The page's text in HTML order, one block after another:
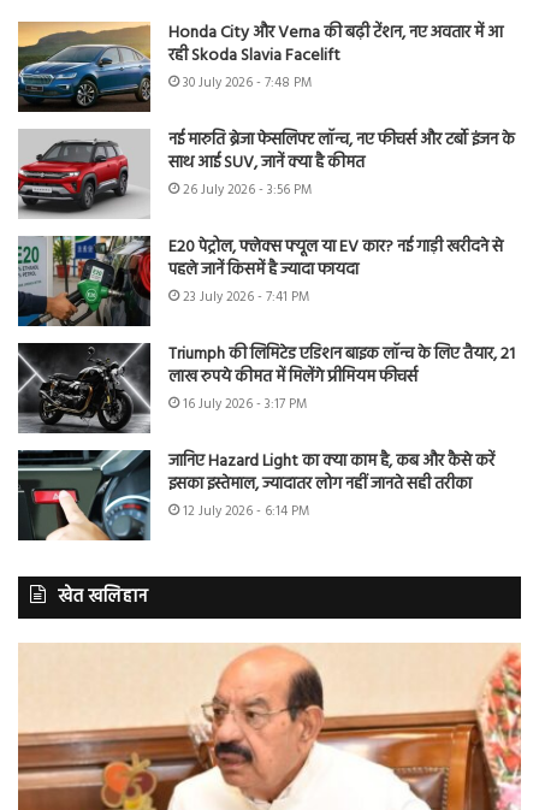
Honda City और Verna की बढ़ी टेंशन, नए अवतार में आ
रही Skoda Slavia Facelift
30 July 2026 - 7:48 PM
नई मारुति ब्रेजा फेसलिफ्ट लॉन्च, नए फीचर्स और टर्बो इंजन के
साथ आई SUV, जानें क्या है कीमत
26 July 2026 - 3:56 PM
E20 पेट्रोल, फ्लेक्स फ्यूल या EV कार? नई गाड़ी खरीदने से
पहले जानें किसमें है ज्यादा फायदा
23 July 2026 - 7:41 PM
Triumph की लिमिटेड एडिशन बाइक लॉन्च के लिए तैयार, 21
लाख रुपये कीमत में मिलेंगे प्रीमियम फीचर्स
16 July 2026 - 3:17 PM
जानिए Hazard Light का क्या काम है, कब और कैसे करें
इसका इस्तेमाल, ज्यादातर लोग नहीं जानते सही तरीका
12 July 2026 - 6:14 PM
खेत खलिहान